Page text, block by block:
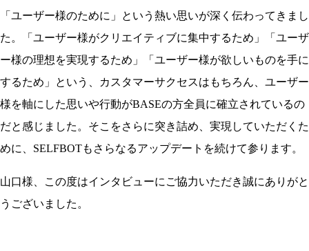
「ユーザー様のために」という熱い思いが深く伝わってきまし
た。「ユーザー様がクリエイティブに集中するため」「ユーザ
ー様の理想を実現するため」「ユーザー様が欲しいものを手に
するため」という、カスタマーサクセスはもちろん、ユーザー
様を軸にした思いや行動がBASEの方全員に確立されているの
だと感じました。そこをさらに突き詰め、実現していただくた
めに、SELFBOTもさらなるアップデートを続けて参ります。
山口様、この度はインタビューにご協力いただき誠にありがと
うございました。